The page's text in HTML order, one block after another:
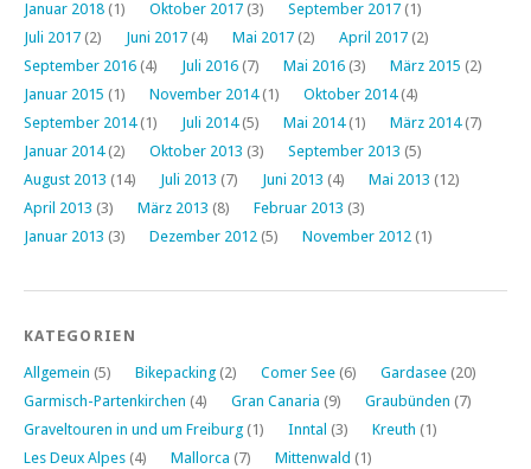
Januar 2018 (1) Oktober 2017 (3) September 2017 (1)
Juli 2017 (2) Juni 2017 (4) Mai 2017 (2) April 2017 (2)
September 2016 (4) Juli 2016 (7) Mai 2016 (3) März 2015 (2)
Januar 2015 (1) November 2014(1) Oktober 2014(4)
September 2014(1) Juli 2014(5) Mai 2014(1) März 2014(7)
Januar 2014(2) Oktober 2013 (3) September 2013 (5)
August 2013 (14) Juli 2013 (7) Juni 2013 (4) Mai 2013 (12)
April 2013 (3) März 2013 (8) Februar 2013 (3)
Januar 2013 (3) Dezember 2012 (5) November 2012 (1)
KATEGORIEN
Allgemein (5) Bikepacking (2) Comer See (6) Gardasee (20)
Garmisch-Partenkirchen (4) Gran Canaria (9) Graubünden (7)
Graveltouren in und um Freiburg (1) Inntal (3) Kreuth (1)
Les Deux Alpes (4) Mallorca (7) Mittenwald (1)